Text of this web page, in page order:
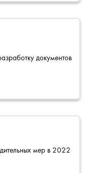
документов
мер в 2022